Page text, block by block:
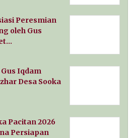
Peresmian
oleh Gus
Iqdam
Desa Sooka
Pacitan 2026
Persiapan